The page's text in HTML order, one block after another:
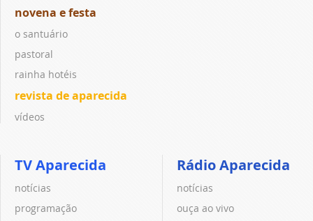
novena e festa
o santuário
pastoral
rainha hotéis
revista de aparecida
vídeos
TV Aparecida
notícias
programação
Rádio Aparecida
notícias
ouça ao vivo